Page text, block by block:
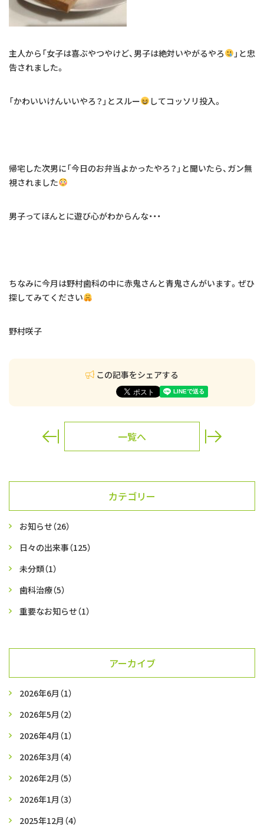
主人から「女子は喜ぶやつやけど、男子は絶対いやがるやろ
」と忠
告されました。
「かわいいけんいいやろ？」とスルー してコッソリ投入。
帰宅した次男に「今日のお弁当よかったやろ？」と聞いたら、ガン無
視されました
男子ってほんとに遊び心がわからんな・・・
ちなみに今月は野村歯科の中に赤鬼さんと青鬼さんがいます。ぜひ
探してみてください
野村咲子
この記事をシェアする
一覧へ
カテゴリー
お知らせ（26）
日々の出来事（125）
未分類（1）
歯科治療（5）
重要なお知らせ（1）
アーカイブ
2026年6月 （1）
2026年5月 （2）
2026年4月 （1）
2026年3月 （4）
2026年2月 （5）
2026年1月 （3）
2025年12月 （4）